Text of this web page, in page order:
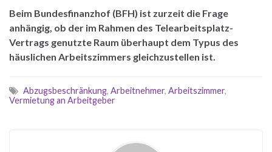
Beim Bundesfinanzhof (BFH) ist zurzeit die Frage
anhängig, ob der im Rahmen des Telearbeitsplatz-
Vertrags genutzte Raum überhaupt dem Typus des
häuslichen Arbeitszimmers gleichzustellen ist.
Abzugsbeschränkung, Arbeitnehmer, Arbeitszimmer,
Vermietung an Arbeitgeber